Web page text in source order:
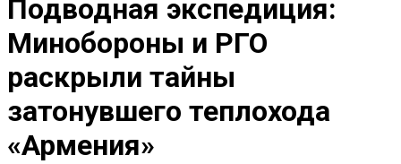
Подводная экспедиция:
Минобороны и РГО
раскрыли тайны
затонувшего теплохода
«Армения»